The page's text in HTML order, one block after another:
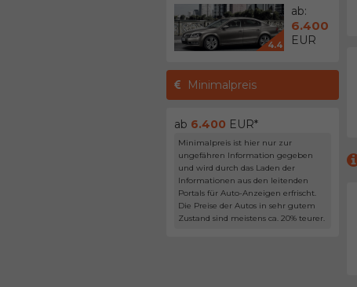
4.4
ab:
6.400
EUR
Minimalpreis
ab 6.400 EUR*
Minimalpreis ist hier nur zur
ungefähren Information gegeben
und wird durch das Laden der
Informationen aus den leitenden
Portals für Auto-Anzeigen erfrischt.
Die Preise der Autos in sehr gutem
Zustand sind meistens ca. 20% teurer.